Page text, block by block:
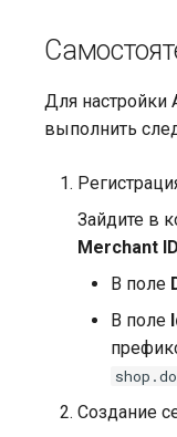
Для настройки
выполнить
Зайдите в
Merchant
В поле
В поле
Создание